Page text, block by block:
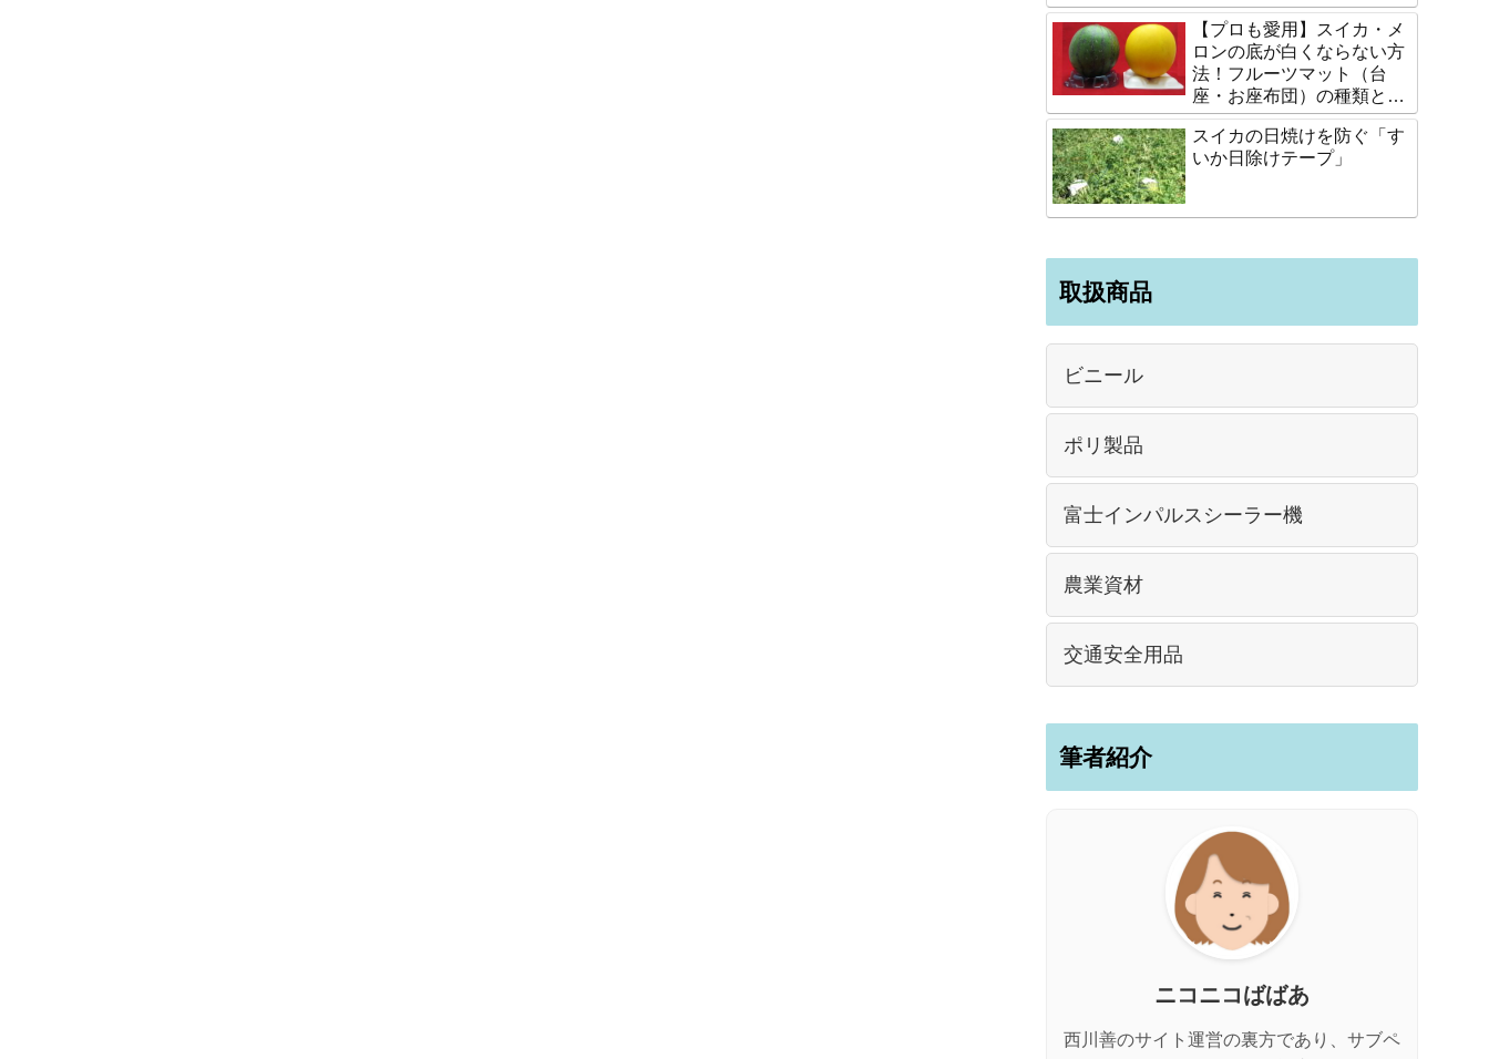
く説明します。
【プロも愛用】スイカ・メ
ロンの底が白くならない方
法！フルーツマット（台
座・お座布団）の種類と選
び方
スイカの日焼けを防ぐ「す
いか日除けテープ」
取扱商品
ビニール
ポリ製品
富士インパルスシーラー機
農業資材
交通安全用品
筆者紹介
ニコニコばばあ
西川善のサイト運営の裏方であり、サブペ